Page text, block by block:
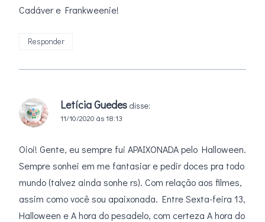
Cadáver e Frankweenie!
Responder
Letícia Guedes disse:
11/10/2020 às 18:13
Oioi! Gente, eu sempre fui APAIXONADA pelo Halloween.
Sempre sonhei em me fantasiar e pedir doces pra todo
mundo (talvez ainda sonhe rs). Com relação aos filmes,
assim como você sou apaixonada. Entre Sexta-feira 13,
Halloween e A hora do pesadelo, com certeza A hora do